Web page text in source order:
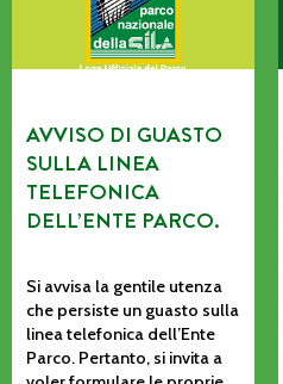
AVVISO DI GUASTO
SULLA LINEA
TELEFONICA
DELL’ENTE PARCO.
Si avvisa la gentile utenza
che persiste un guasto sulla
linea telefonica dell’Ente
Parco. Pertanto, si invita a